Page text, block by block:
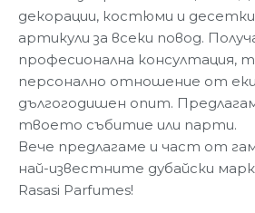
декорации, костюми и
артикули за всеки повод.
професионална консултация,
персонално отношение от
дългогодишен опит.
твоето събитие или парти.
Вече предлагаме и част от
най-известните дубайски
Rasasi Parfumes!